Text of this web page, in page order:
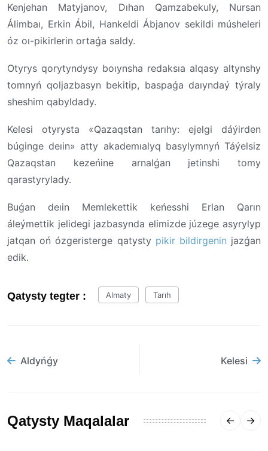
Kenjehan Matyjanov, Dıhan Qamzabekuly, Nursan
Álimbaı, Erkin Ábil, Hankeldi Ábjanov sekildi músheleri
óz oı-pikirlerin ortaǵa saldy.
Otyrys qorytyndysy boıynsha redaksıa alqasy altynshy
tomnyń qoljazbasyn bekitip, baspaǵa daıyndaý týraly
sheshim qabyldady.
Kelesi otyrysta «Qazaqstan tarıhy: ejelgi dáýirden
búginge deıin» atty akademıalyq basylymnyń Táýelsiz
Qazaqstan kezeńine arnalǵan jetinshi tomy
qarastyrylady.
Buǵan deıin Memlekettik keńesshi Erlan Qarın
áleýmettik jelidegi jazbasynda elimizde júzege asyrylyp
jatqan oń ózgeristerge qatysty pikir bildirgenin jazǵan
edik.
Qatysty tegter : Almaty Tarıh
Aldyńǵy Kelesi
Qatysty Maqalalar